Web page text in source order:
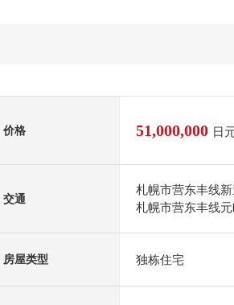
价格 51,000,000 日
交通
札幌市营东丰线
札幌市营东丰线
房屋类型 独栋住宅